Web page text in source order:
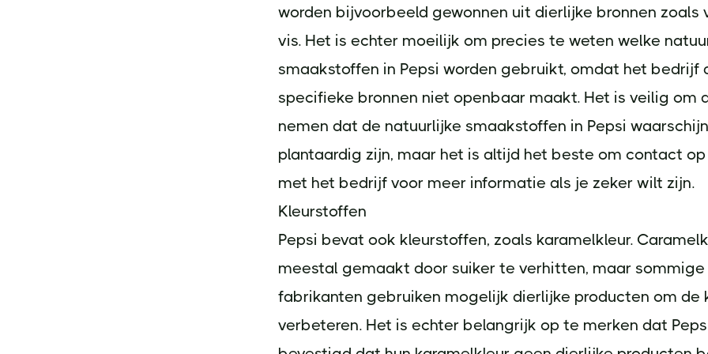
worden bijvoorbeeld gewonnen uit dierlijke bronnen zoals
vis. Het is echter moeilijk om precies te weten welke
smaakstoffen in Pepsi worden gebruikt, omdat het bedrijf
specifieke bronnen niet openbaar maakt. Het is veilig om
nemen dat de natuurlijke smaakstoffen in Pepsi
plantaardig zijn, maar het is altijd het beste om contact
met het bedrijf voor meer informatie als je zeker wilt zijn.
Kleurstoffen
Pepsi bevat ook kleurstoffen, zoals karamelkleur.
meestal gemaakt door suiker te verhitten, maar sommige
fabrikanten gebruiken mogelijk dierlijke producten om de
verbeteren. Het is echter belangrijk op te merken dat